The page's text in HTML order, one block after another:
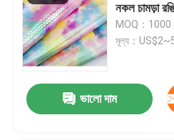
নকল চামড়া
MOQ：1000
মূল্য：
ভালো দাম